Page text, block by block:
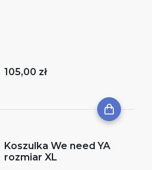
105,00 zł
Koszulka We need YA
rozmiar XL